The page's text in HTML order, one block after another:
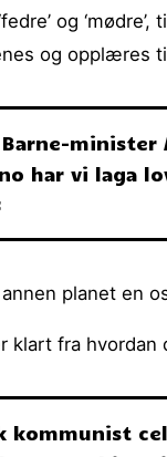
og
og opplæres
har vi laga
planet en
klart fra hvordan
kommunist